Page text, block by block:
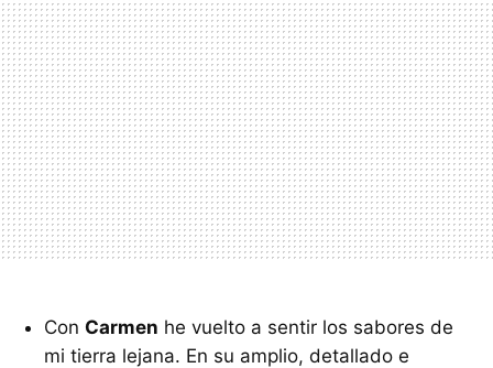
Con Carmen he vuelto a sentir los sabores de
mi tierra lejana. En su amplio, detallado e